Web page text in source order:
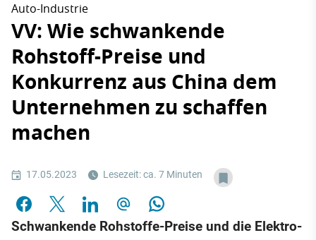
Auto-Industrie
VV: Wie schwankende
Rohstoff-Preise und
Konkurrenz aus China dem
Unternehmen zu schaffen
machen
17.05.2023 Lesezeit: ca. 7 Minuten
Schwankende Rohstoffe-Preise und die Elektro-